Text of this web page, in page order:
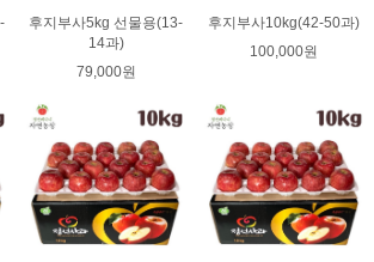
후지부사5kg 선물용(13-
14과)
79,000원
후지부사10kg(42-50과)
100,000원